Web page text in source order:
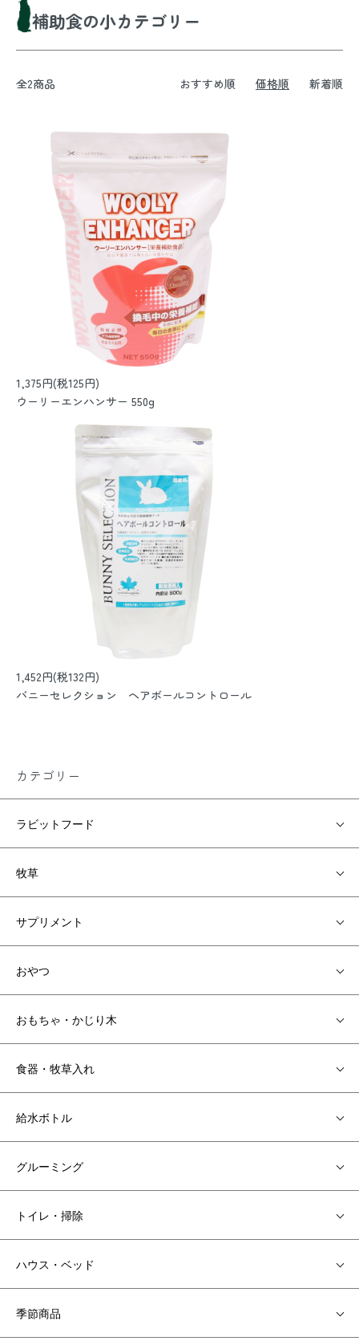
補助食の小カテゴリー
全2商品 おすすめ順 価格順 新着順
1,375円(税125円)
ウーリーエンハンサー 550g
1,452円(税132円)
バニーセレクション ヘアボールコントロール
カテゴリー
ラビットフード
牧草
サプリメント
おやつ
おもちゃ・かじり木
食器・牧草入れ
給水ボトル
グルーミング
トイレ・掃除
ハウス・ベッド
季節商品